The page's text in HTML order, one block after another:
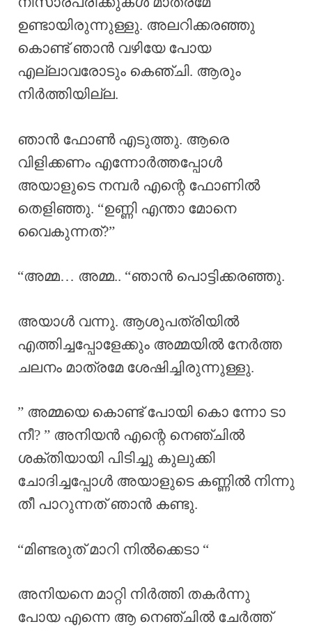
ഉണ്ടായിരുന്നുള്ളു. അലറിക്കരഞ്ഞു
കൊണ്ട് ഞാൻ വഴിയേ പോയ
എല്ലാവരോടും കെഞ്ചി. ആരും
നിർത്തിയില്ല.
ഞാൻ ഫോൺ എടുത്തു. ആരെ
വിളിക്കണം എന്നോർത്തപ്പോൾ
അയാളുടെ നമ്പർ എന്റെ ഫോണിൽ
തെളിഞ്ഞു. “ഉണ്ണി എന്താ മോനെ
വൈകുന്നത്?”
“അമ്മ… അമ്മ.. “ഞാൻ പൊട്ടിക്കരഞ്ഞു.
അയാൾ വന്നു. ആശുപത്രിയിൽ
എത്തിച്ചപ്പോളേക്കും അമ്മയിൽ നേർത്ത
ചലനം മാത്രമേ ശേഷിച്ചിരുന്നുള്ളു.
” അമ്മയെ കൊണ്ട് പോയി കൊ ന്നോ ടാ
നീ? ” അനിയൻ എന്റെ നെഞ്ചിൽ
ശക്തിയായി പിടിച്ചു കുലുക്കി
ചോദിച്ചപ്പോൾ അയാളുടെ കണ്ണിൽ നിന്നു
തീ പാറുന്നത് ഞാൻ കണ്ടു.
“മിണ്ടരുത് മാറി നിൽക്കെടാ “
അനിയനെ മാറ്റി നിർത്തി തകർന്നു
പോയ എന്നെ ആ നെഞ്ചിൽ ചേർത്ത്